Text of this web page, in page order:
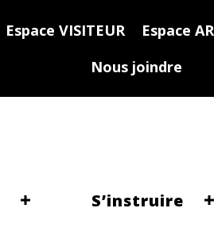
Espace VISITEUR Espace
Nous joindre
S’instruire